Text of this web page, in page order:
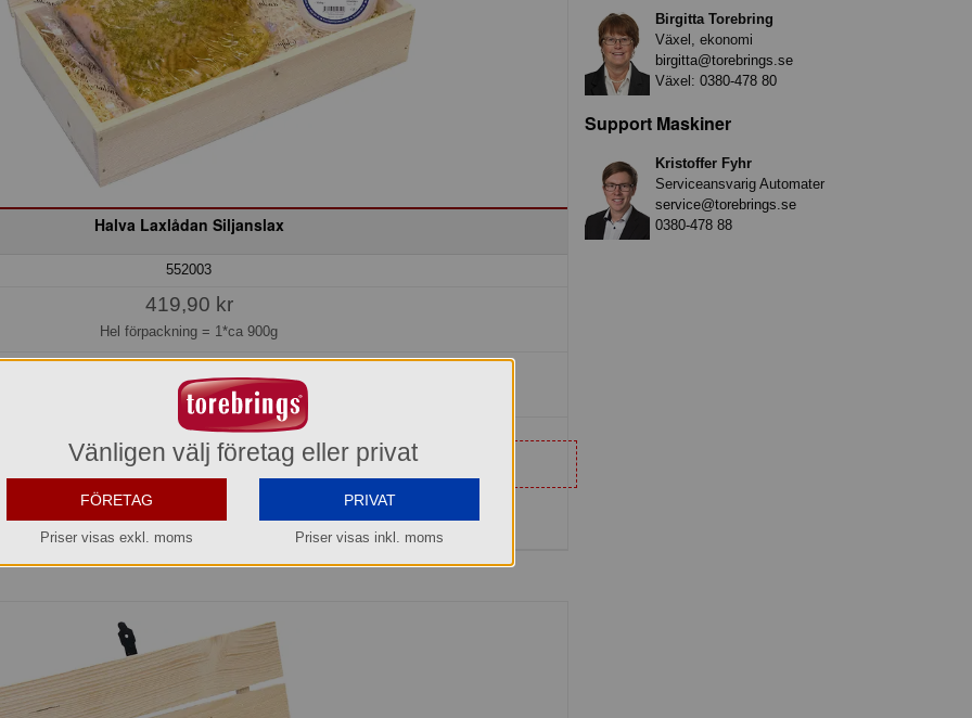
Halva Laxlådan Siljanslax
552003
419,90 kr
Hel förpackning = 1*ca 900g
Säsongsvara jul
Beställningsbar senare
Levereras med kyltransport, eller hämta själva vid vårt lager i Aneby.
Birgitta Torebring
Växel, ekonomi
birgitta@torebrings.se
Växel: 0380-478 80
Support Maskiner
Kristoffer Fyhr
Serviceansvarig Automater
service@torebrings.se
0380-478 88
Vänligen välj företag eller privat
FÖRETAG
Priser visas exkl. moms
PRIVAT
Priser visas inkl. moms